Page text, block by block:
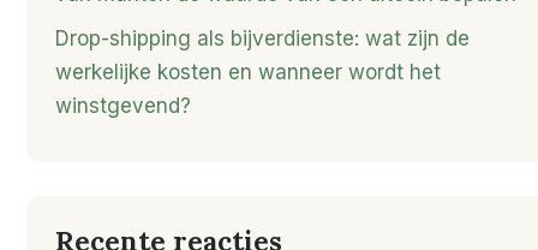
Drop-shipping als bijverdienste: wat zijn de
werkelijke kosten en wanneer wordt het
winstgevend?
Recente reacties